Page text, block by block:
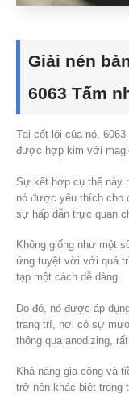
Giải nén
6063 Tấm
Tại cốt lõi của nó,
được hợp kim với
Sự kết hợp cụ thể này
nó được yêu thích cho
sự hấp dẫn trực quan
Không giống như một
ứng tuyệt vời với quá
tạp một cách dễ dàng.
Do đó, nó được áp
trang trí, nơi có sự
thông qua anodizing,
Khả năng gia công và
trở nên khác biệt trong